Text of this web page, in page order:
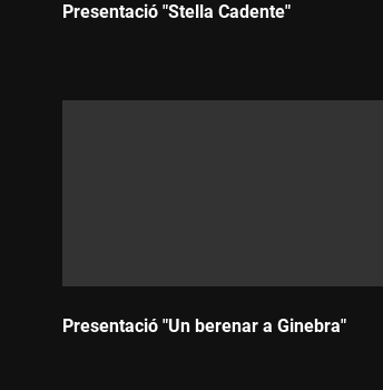
Presentació "Stella Cadente"
Presentació "Un berenar a Ginebra"